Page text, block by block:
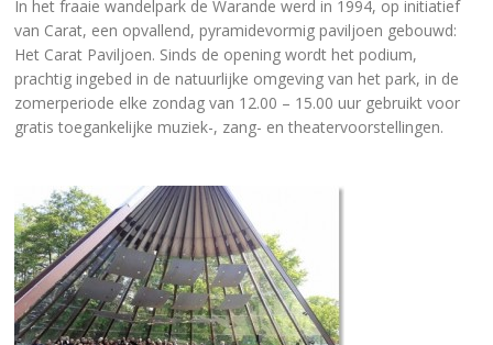
In het fraaie wandelpark de Warande werd in 1994, op initiatief
van Carat, een opvallend, pyramidevormig paviljoen gebouwd:
Het Carat Paviljoen. Sinds de opening wordt het podium,
prachtig ingebed in de natuurlijke omgeving van het park, in de
zomerperiode elke zondag van 12.00 – 15.00 uur gebruikt voor
gratis toegankelijke muziek-, zang- en theatervoorstellingen.